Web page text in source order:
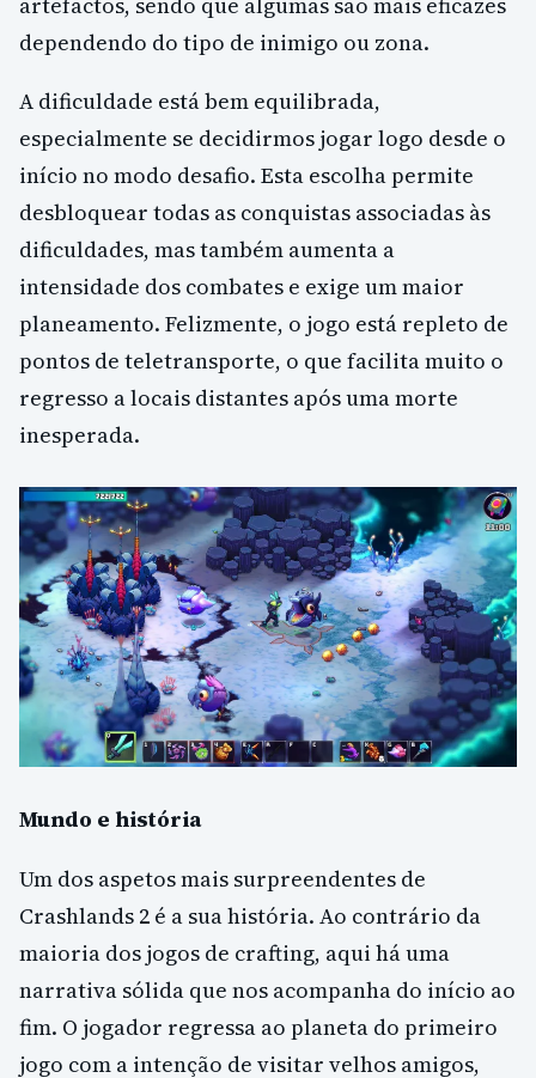
dependendo do tipo de inimigo ou zona.
A dificuldade está bem equilibrada,
especialmente se decidirmos jogar logo desde o
início no modo desafio. Esta escolha permite
desbloquear todas as conquistas associadas às
dificuldades, mas também aumenta a
intensidade dos combates e exige um maior
planeamento. Felizmente, o jogo está repleto de
pontos de teletransporte, o que facilita muito o
regresso a locais distantes após uma morte
inesperada.
Mundo e história
Um dos aspetos mais surpreendentes de
Crashlands 2 é a sua história. Ao contrário da
maioria dos jogos de crafting, aqui há uma
narrativa sólida que nos acompanha do início ao
fim. O jogador regressa ao planeta do primeiro
jogo com a intenção de visitar velhos amigos,